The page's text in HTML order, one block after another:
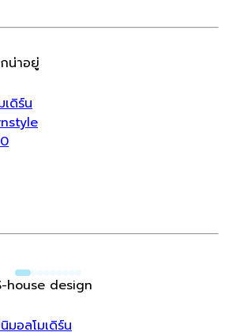
น่าอยู่
เดิร์น
house design
มอลโมเดิร์น